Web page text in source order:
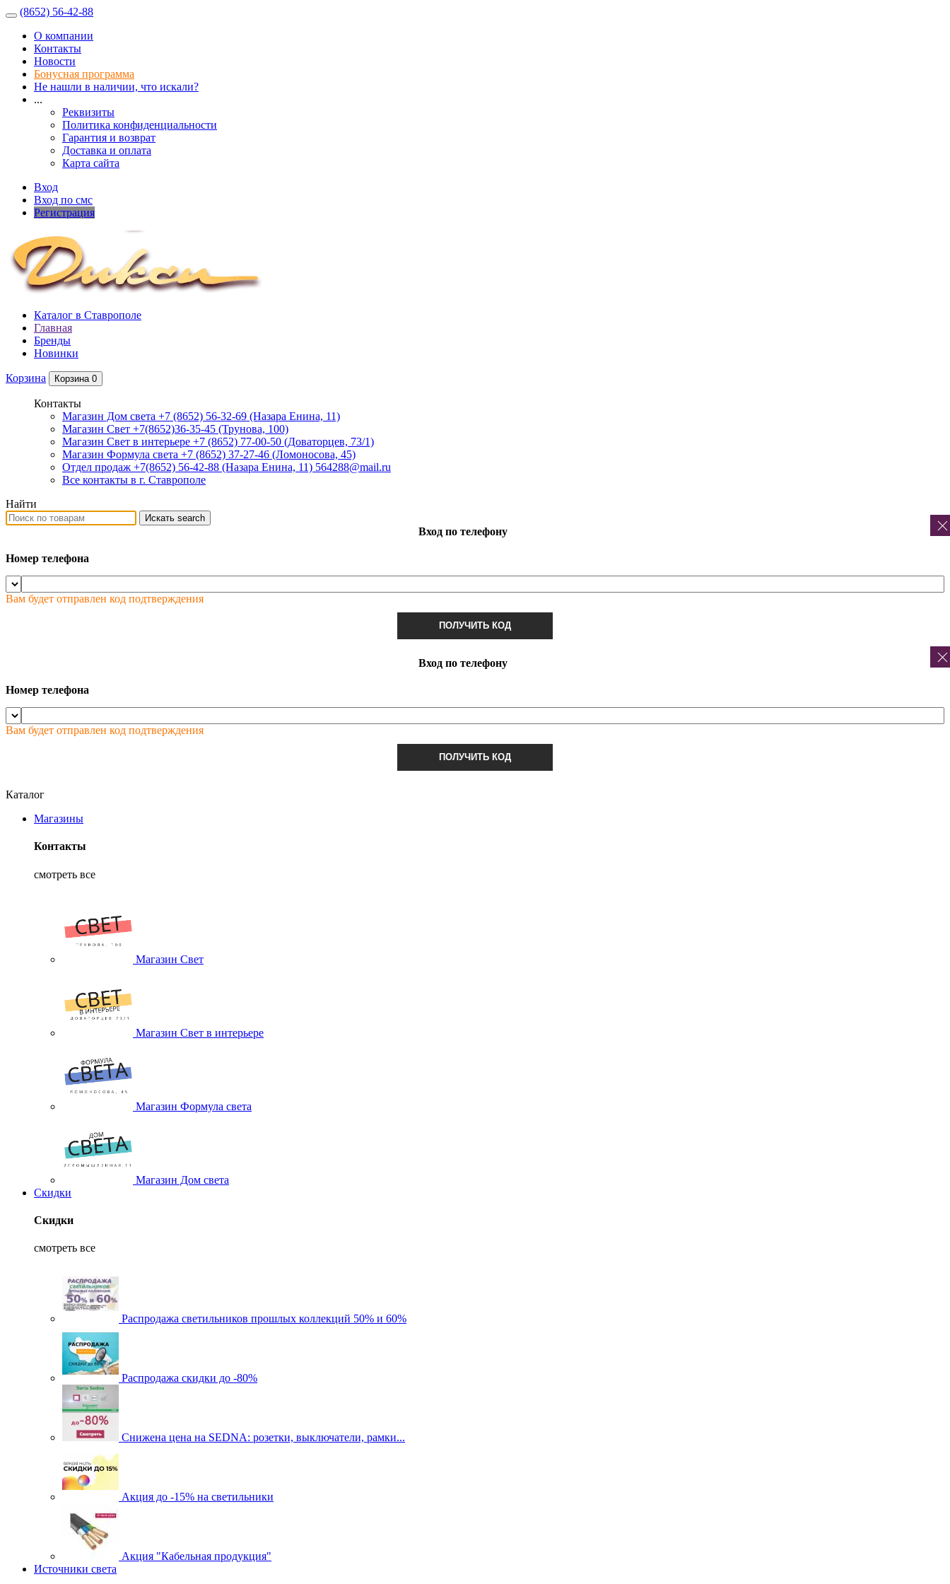
(8652) 56-42-88
О компании
Контакты
Новости
Бонусная программа
Не нашли в наличии, что искали?
...
Реквизиты
Политика конфиденциальности
Гарантия и возврат
Доставка и оплата
Карта сайта
Вход
Вход по смс
Регистрация
Каталог в Ставрополе
Главная
Бренды
Новинки
Корзина Корзина 0
Контакты
Магазин Дом света +7 (8652) 56-32-69 (Назара Енина, 11)
Магазин Свет +7(8652)36-35-45 (Трунова, 100)
Магазин Свет в интерьере +7 (8652) 77-00-50 (Доваторцев, 73/1)
Магазин Формула света +7 (8652) 37-27-46 (Ломоносова, 45)
Отдел продаж +7(8652) 56-42-88 (Назара Енина, 11) 564288@mail.ru
Все контакты в г. Ставрополе
Найти
Искать search
Вход по телефону
Номер телефона
Вам будет отправлен код подтверждения
ПОЛУЧИТЬ КОД
Вход по телефону
Номер телефона
Вам будет отправлен код подтверждения
ПОЛУЧИТЬ КОД
Каталог
Магазины
Контакты
смотреть все
Магазин Свет
Магазин Свет в интерьере
Магазин Формула света
Магазин Дом света
Скидки
Скидки
смотреть все
Распродажа светильников прошлых коллекций 50% и 60%
Распродажа скидки до -80%
Cнижена цена на SEDNA: розетки, выключатели, рамки...
Акция до -15% на светильники
Акция "Кабельная продукция"
Источники света